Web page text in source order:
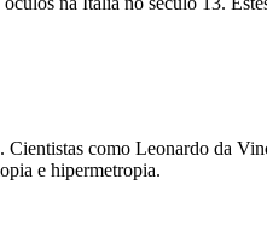
como Leonardo da
e hipermetropia.